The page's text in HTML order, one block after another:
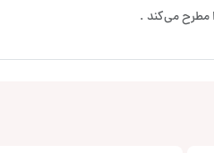
مطرح می‌کند .